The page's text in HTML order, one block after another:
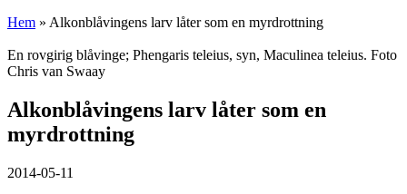
Hem » Alkonblåvingens larv låter som en myrdrottning
En rovgirig blåvinge; Phengaris teleius, syn, Maculinea teleius. Foto
Chris van Swaay
Alkonblåvingens larv låter som en
myrdrottning
2014-05-11